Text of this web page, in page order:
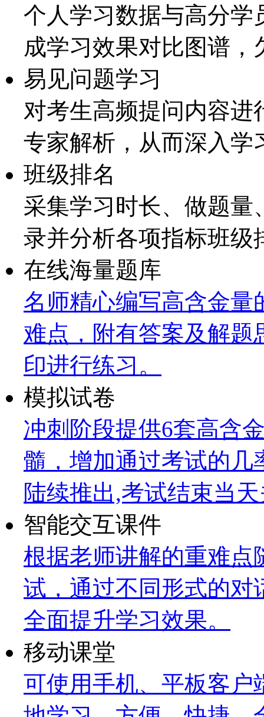
个人学习数据与高分学
成学习效果对比图谱，
易见问题学习
对考生高频提问内容
专家解析，从而深入学
班级排名
采集学习时长、做题量
录并分析各项指标班级
在线海量题库
名师精心编写高含金量
难点，附有答案及解题
印进行练习。
模拟试卷
冲刺阶段提供6套高含
髓，增加通过考试的几
陆续推出,考试结束当
智能交互课件
根据老师讲解的重难点
试，通过不同形式的对
全面提升学习效果。
移动课堂
可使用手机、平板客户